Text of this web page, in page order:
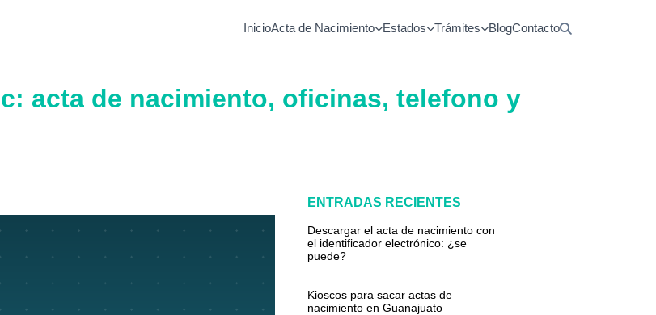
InicioActa de Nacimiento Estados Trámites BlogContacto
acta de nacimiento, oficinas, telefono y
ENTRADAS RECIENTES
Descargar el acta de nacimiento con
el identificador electrónico: ¿se
puede?
Kioscos para sacar actas de
nacimiento en Guanajuato